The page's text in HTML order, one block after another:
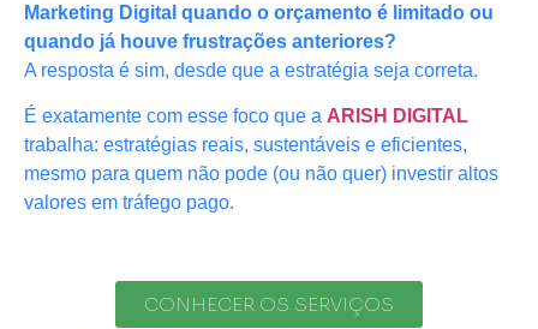
Marketing Digital quando o orçamento é limitado ou
quando já houve frustrações anteriores?
A resposta é sim, desde que a estratégia seja correta.
É exatamente com esse foco que a ARISH DIGITAL
trabalha: estratégias reais, sustentáveis e eficientes,
mesmo para quem não pode (ou não quer) investir altos
valores em tráfego pago.
CONHECER OS SERVIÇOS